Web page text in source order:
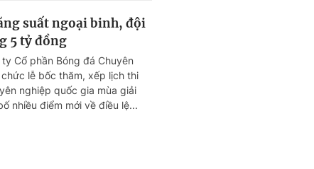
suất ngoại binh, đội
5 tỷ đồng
Cổ phần Bóng đá Chuyên
lễ bốc thăm, xếp lịch thi
nghiệp quốc gia mùa giải
nhiều điểm mới về điều lệ...